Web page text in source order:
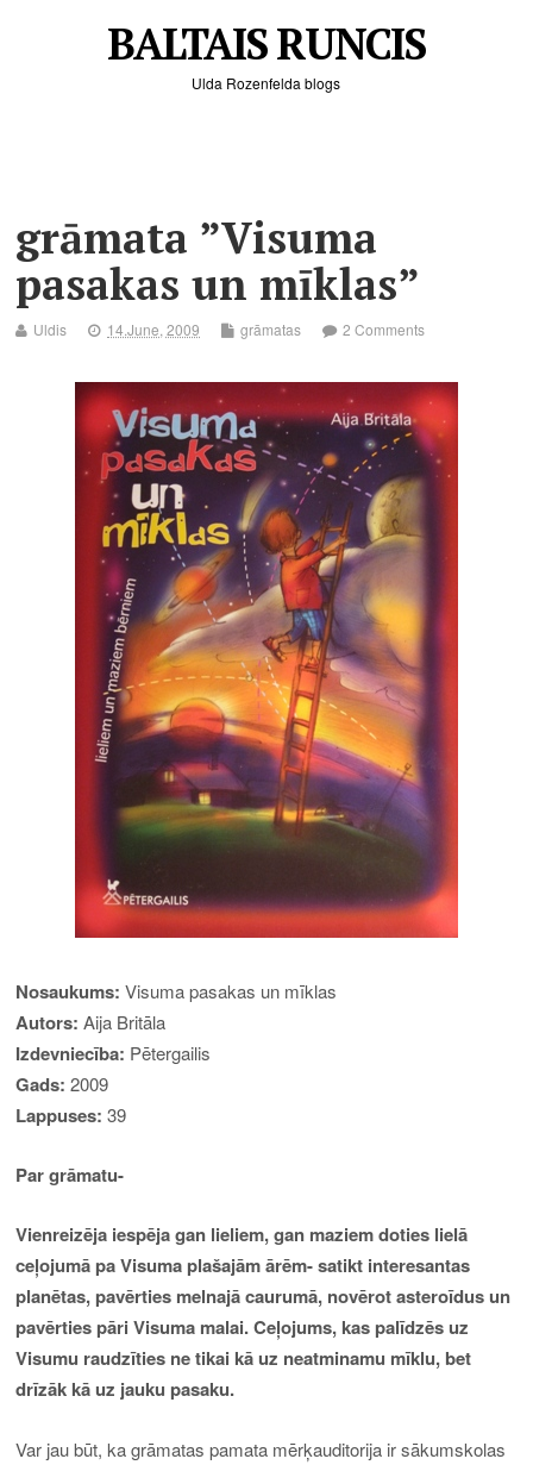
BALTAIS RUNCIS
Ulda Rozenfelda blogs
grāmata ”Visuma
pasakas un mīklas”
Uldis 14.June, 2009 grāmatas 2 Comments
Nosaukums: Visuma pasakas un mīklas
Autors: Aija Britāla
Izdevniecība: Pētergailis
Gads: 2009
Lappuses: 39
Par grāmatu-
Vienreizēja iespēja gan lieliem, gan maziem doties lielā
ceļojumā pa Visuma plašajām ārēm- satikt interesantas
planētas, pavērties melnajā caurumā, novērot asteroīdus un
pavērties pāri Visuma malai. Ceļojums, kas palīdzēs uz
Visumu raudzīties ne tikai kā uz neatminamu mīklu, bet
drīzāk kā uz jauku pasaku.
Var jau būt, ka grāmatas pamata mērķauditorija ir sākumskolas